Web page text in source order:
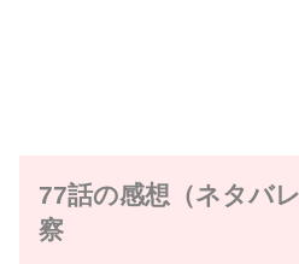
77話の感想（ネタバ
察